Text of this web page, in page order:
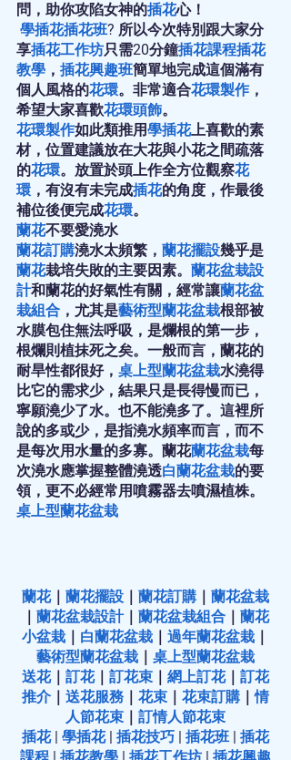
問，助你攻陷女神的插花心！
學插花插花班? 所以今次特別跟大家分
享插花工作坊只需20分鐘插花課程插花
教學 ， 插花興趣班簡單地完成這個滿有
個人風格的花環。非常適合花環製作，
希望大家喜歡花環頭飾。
花環製作如此類推用學插花上喜歡的素
材，位置建議放在大花與小花之間疏落
的花環。放置於頭上作全方位觀察花
環 ，有沒有未完成插花的角度，作最後
補位後便完成花環。
蘭花不要愛澆水
蘭花訂購澆水太頻繁， 蘭花擺設幾乎是
蘭花栽培失敗的主要因素。 蘭花盆栽設
計和蘭花的好氣性有關，經常讓蘭花盆
栽組合 ，尤其是藝術型蘭花盆栽根部被
水膜包住無法呼吸，是爛根的第一步，
根爛則植抹死之矣。一般而言，蘭花的
耐旱性都很好， 桌上型蘭花盆栽水澆得
比它的需求少，結果只是長得慢而已，
寧願澆少了水。也不能澆多了。這裡所
說的多或少，是指澆水頻率而言，而不
是每次用水量的多寡。蘭花蘭花盆栽每
次澆水應掌握整體澆透白蘭花盆栽的要
領，更不必經常用噴霧器去噴濕植株。
桌上型蘭花盆栽
蘭花｜ 蘭花擺設 蘭花訂購
蘭花盆栽
蘭花盆栽設計｜ 蘭花盆栽組合
蘭花
小盆栽
白蘭花盆栽 過年蘭花盆栽
藝術型蘭花盆栽
桌上型蘭花盆栽
送花｜ 訂花｜ 訂花束 網上訂花｜ 訂花
推介｜ 送花服務 花束 花束訂購 ｜情
人節花束
訂情人節花束
插花 | 學插花 | 插花技巧 插花班 | 插花